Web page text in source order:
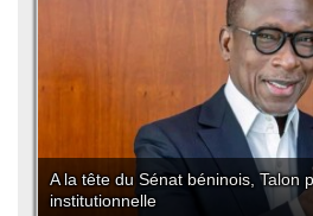
A la tête du Sénat béninois, Talon
institutionnelle